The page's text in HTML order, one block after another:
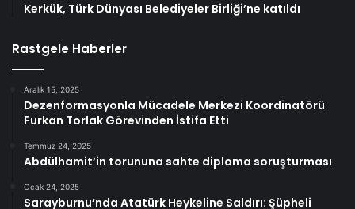
Kerkük, Türk Dünyası Belediyeler Birliği’ne katıldı
Rastgele Haberler
Aralık 15, 2025
Dezenformasyonla Mücadele Merkezi Koordinatörü
Furkan Torlak Görevinden İstifa Etti
Temmuz 24, 2025
Abdülhamit’in torununa sahte diploma soruşturması
Ocak 24, 2025
Sarayburnu’nda Atatürk Heykeline Saldırı: Şüpheli